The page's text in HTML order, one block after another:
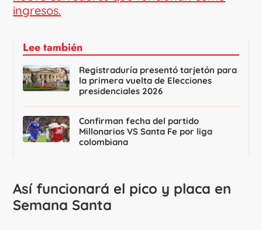
ingresos.
Lee también
Registraduría presentó tarjetón para
la primera vuelta de Elecciones
presidenciales 2026
Confirman fecha del partido
Millonarios VS Santa Fe por liga
colombiana
Así funcionará el pico y placa en
Semana Santa